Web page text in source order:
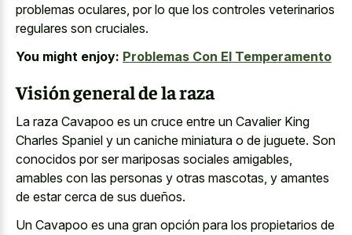
problemas oculares, por lo que los controles veterinarios
regulares son cruciales.
You might enjoy: Problemas Con El Temperamento
Visión general de la raza
La raza Cavapoo es un cruce entre un Cavalier King
Charles Spaniel y un caniche miniatura o de juguete. Son
conocidos por ser mariposas sociales amigables,
amables con las personas y otras mascotas, y amantes
de estar cerca de sus dueños.
Un Cavapoo es una gran opción para los propietarios de